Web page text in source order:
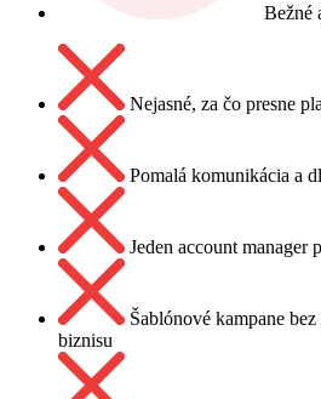
Bežné
Nejasné, za čo presne
Pomalá komunikácia a
Jeden account
Šablónové kampane
biznisu